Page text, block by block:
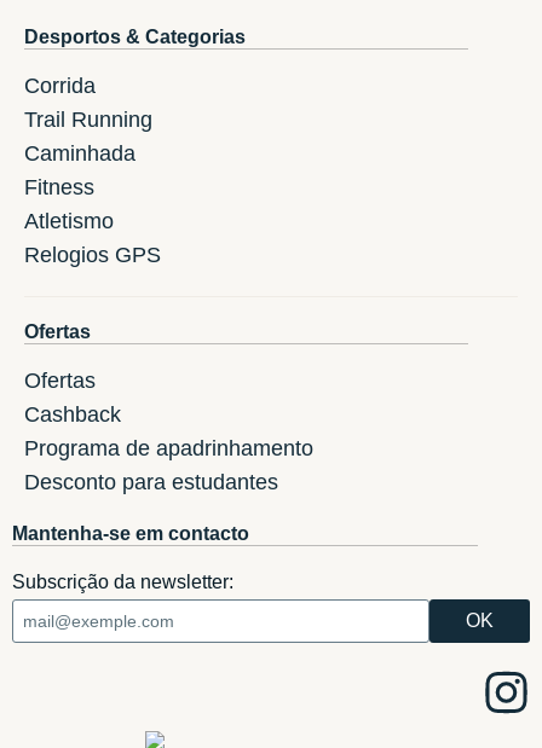
Desportos & Categorias
Corrida
Trail Running
Caminhada
Fitness
Atletismo
Relogios GPS
Ofertas
Ofertas
Cashback
Programa de apadrinhamento
Desconto para estudantes
Mantenha-se em contacto
Subscrição da newsletter: